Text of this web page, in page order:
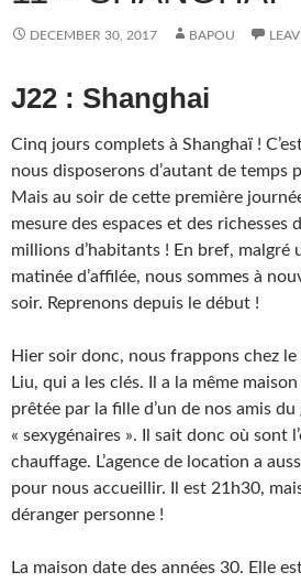
DECEMBER 30, 2017 BAPOU
J22 : Shanghai
Cinq jours complets à Shanghaï !
nous disposerons d’autant de temps
Mais au soir de cette première
mesure des espaces et des richesses
millions d’habitants ! En bref, malgré
matinée d’affilée, nous sommes à
soir. Reprenons depuis le début !
Hier soir donc, nous frappons chez le
Liu, qui a les clés. Il a la même
prêtée par la fille d’un de nos amis du
« sexygénaires ». Il sait donc où sont
chauffage. L’agence de location a
pour nous accueillir. Il est 21h30,
déranger personne !
La maison date des années 30. Elle